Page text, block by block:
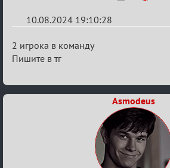
10.08.2024 19:10:28
Re:
Waiting
2 игрока в команду
Пишите в тг
Asmodeus